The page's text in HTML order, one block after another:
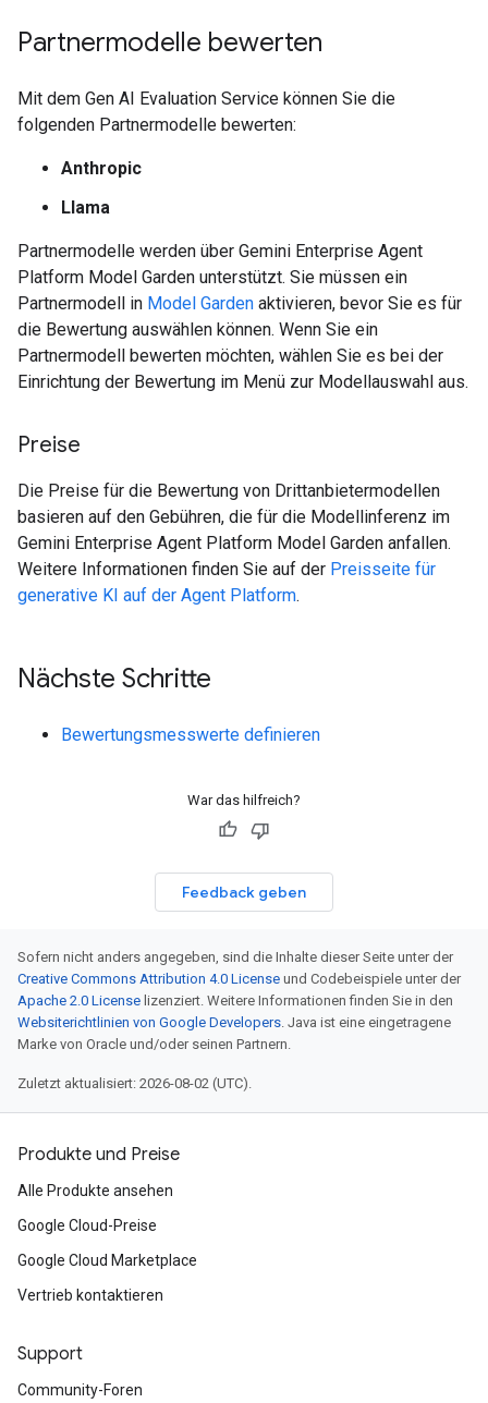
Partnermodelle bewerten
Mit dem Gen AI Evaluation Service können Sie die
folgenden Partnermodelle bewerten:
Anthropic
Llama
Partnermodelle werden über Gemini Enterprise Agent
Platform Model Garden unterstützt. Sie müssen ein
Partnermodell in Model Garden aktivieren, bevor Sie es für
die Bewertung auswählen können. Wenn Sie ein
Partnermodell bewerten möchten, wählen Sie es bei der
Einrichtung der Bewertung im Menü zur Modellauswahl aus.
Preise
Die Preise für die Bewertung von Drittanbietermodellen
basieren auf den Gebühren, die für die Modellinferenz im
Gemini Enterprise Agent Platform Model Garden anfallen.
Weitere Informationen finden Sie auf der Preisseite für
generative KI auf der Agent Platform.
Nächste Schritte
Bewertungsmesswerte definieren
War das hilfreich?
Feedback geben
Sofern nicht anders angegeben, sind die Inhalte dieser Seite unter der
Creative Commons Attribution 4.0 License und Codebeispiele unter der
Apache 2.0 License lizenziert. Weitere Informationen finden Sie in den
Websiterichtlinien von Google Developers. Java ist eine eingetragene
Marke von Oracle und/oder seinen Partnern.
Zuletzt aktualisiert: 2026-08-02 (UTC).
Produkte und Preise
Alle Produkte ansehen
Google Cloud-Preise
Google Cloud Marketplace
Vertrieb kontaktieren
Support
Community-Foren